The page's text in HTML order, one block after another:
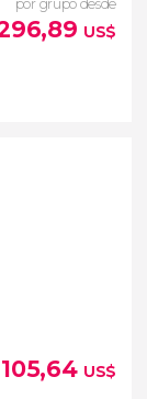
Tailandia
Chiang
por grupo desde
US$
105,64 US$